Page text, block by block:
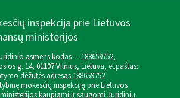
inspekcija prie Lietuvos
ministerijos
asmens kodas — 188659752,
g. 14, 01107 Vilnius, Lietuva, el.paštas:
dėžutės adresas 188659752
mokesčių inspekciją prie Lietuvos
kaupiami ir saugomi Juridinių